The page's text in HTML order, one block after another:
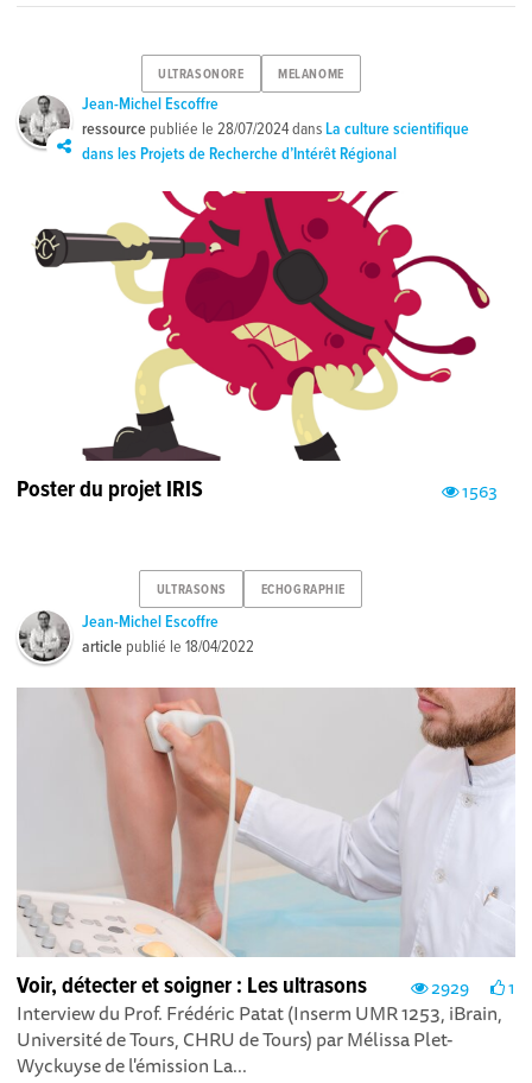
ULTRASONORE MELANOME
Jean-Michel Escoffre
ressource publiée le28/07/2024dansLa culture scientifique
dans les Projets de Recherche d’Intérêt Régional
1563
Poster du projet IRIS
ULTRASONS ECHOGRAPHIE
Jean-Michel Escoffre
article publié le18/04/2022
2929 1
Voir, détecter et soigner : Les ultrasons
Interview du Prof. Frédéric Patat (Inserm UMR 1253, iBrain,
Université de Tours, CHRU de Tours) par Mélissa Plet-
Wyckuyse de l'émission La...